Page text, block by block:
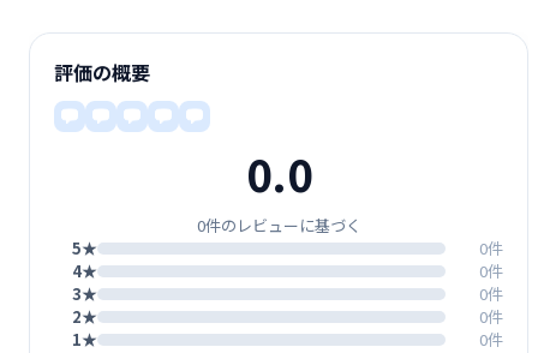
評価の概要
0.0
0件のレビューに基づく
5★
0件
4★
0件
3★
0件
2★
0件
1★
0件